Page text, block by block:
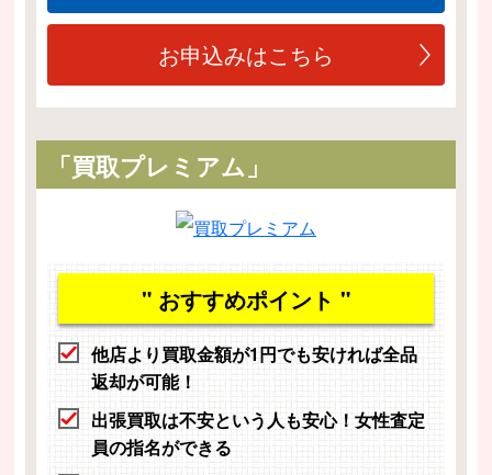
お申込みはこちら
「買取プレミアム」
" おすすめポイント "
他店より買取金額が1円でも安ければ全品
返却が可能！
出張買取は不安という人も安心！女性査定
員の指名ができる